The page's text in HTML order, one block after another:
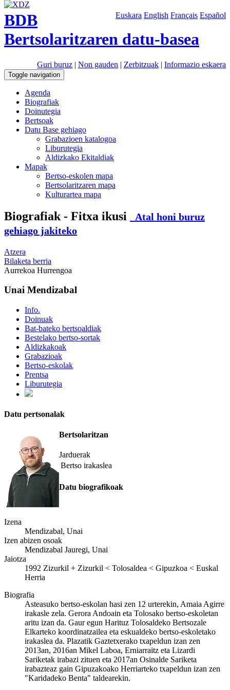
Euskara English Français Español
BDB
Bertsolaritzaren datu-basea
Guri buruz | Non gauden | Zerbitzuak | Informazio eskaera
Toggle navigation
Agenda
Biografiak
Doinutegia
Bertsoak
Datu Base gehiago
Grabazioen katalogoa
Liburutegia
Aldizkako Ekitaldiak
Mapak
Bertso-eskolen mapa
Bertsolaritzaren mapa
Kulturartea mapa
Biografiak - Fitxa ikusi
Atal honi buruz
gehiago jakiteko
Atzera
Bilaketa berria
Aurrekoa Hurrengoa
Unai Mendizabal
Info.
Doinuak
Bat-bateko bertsoaldiak
Bestelako bertso-sortak
Aldizkakoak
Grabazioak
Bertso-eskolak
Prentsa
Liburutegia
Datu pertsonalak
Izena
Mendizabal, Unai
Izen abizen osoak
Mendizabal Jauregi, Unai
Jaiotza
1992 Zizurkil + Zizurkil < Tolosaldea < Gipuzkoa < Euskal
Herria
Bertsolaritzan
Jarduerak
Bertso irakaslea
Datu biografikoak
Biografia
Asteasuko bertso-eskolan hasi zen 12 urterekin, Amaia Agirre
irakasle zela. Gerora Andoain eta Tolosako bertso-eskoletan
aritu izan da. Gaur egun Harituz Tolosaldeko Bertsozale
Elkarteko koordinatzailea eta eskualdeko bertso-eskoletako
irakaslea da. Plazatik Gaztetxerako txapeldun izan zen
2013an, 2016an Mikel Laboa, Erniarraitz eta Lizardi
Sariketak irabazi zituen eta 2017an Osinalde Sariketa
irabazteaz gain Gipuzakoako Herriarteko txapeldun izan zen
"Karidadeko Benta" taldearekin.